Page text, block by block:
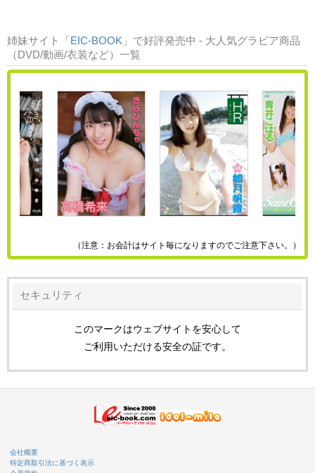
姉妹サイト「EIC-BOOK 」で好評発売中 - 大人気グラビア商品
（DVD/動画/衣装など）一覧
（注意：お会計はサイト毎になりますのでご注意下さい。）
セキュリティ
このマークはウェブサイトを安心して
ご利用いただける安全の証です。
会社概要
特定商取引法に基づく表示